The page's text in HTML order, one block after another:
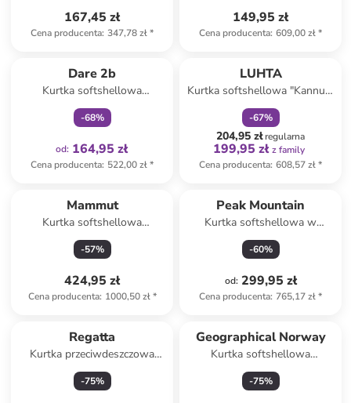
167,45 zł
Cena producenta: 347,78 zł*
149,95 zł
Cena producenta: 609,00 zł*
Dare 2b
Kurtka softshellowa
"Endurance" w kolorze
niebieskoszaro-granatowym
-68%
od: 164,95 zł
Cena producenta: 522,00 zł*
LUHTA
Kurtka softshellowa "Kannus"
w kolorze czarnym
-67%
204,95 złregularna
199,95 zł z family
Cena producenta: 608,57 zł*
Mammut
Kurtka softshellowa
"Corporate SO" w kolorze
czerwonym
-57%
424,95 zł
Cena producenta: 1000,50 zł*
Peak Mountain
Kurtka softshellowa w
kolorze khaki
-60%
od: 299,95 zł
Cena producenta: 765,17 zł*
Regatta
Kurtka przeciwdeszczowa
"Lyle IV" w kolorze zielonym
-75%
Geographical Norway
Kurtka softshellowa
"Tamigoglass" w kolorze
antracytowym
-75%